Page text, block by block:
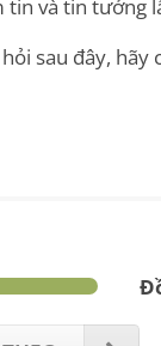
tin và tin tưởng
sau đây, hãy